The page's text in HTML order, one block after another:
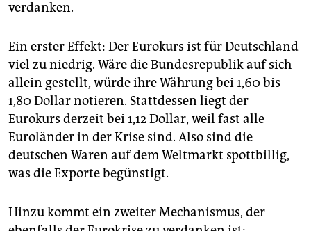
verdanken.
Ein erster Effekt: Der Eurokurs ist für Deutschland
viel zu niedrig. Wäre die Bundesrepublik auf sich
allein gestellt, würde ihre Währung bei 1,60 bis
1,80 Dollar notieren. Stattdessen liegt der
Eurokurs derzeit bei 1,12 Dollar, weil fast alle
Euroländer in der Krise sind. Also sind die
deutschen Waren auf dem Weltmarkt spottbillig,
was die Exporte begünstigt.
Hinzu kommt ein zweiter Mechanismus, der